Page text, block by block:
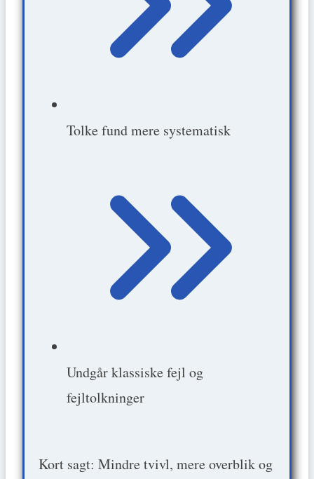
Tolke fund mere systematisk
Undgår klassiske fejl og
fejltolkninger
Kort sagt: Mindre tvivl, mere overblik og